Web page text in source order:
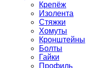
Крепёж
Изолента
Стяжки
Хомуты
Кронштейны
Болты
Гайки
Профиль